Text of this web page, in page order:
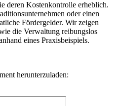
deren Kostenkontrolle erheblich.
oder einen
Fördergelder. Wir zeigen
die Verwaltung reibungslos
eines Praxisbeispiels.
herunterzuladen: